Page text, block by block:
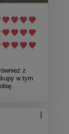
z
w tym